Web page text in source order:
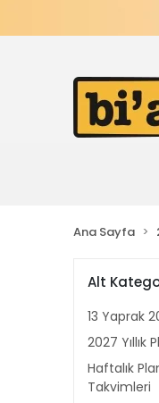
Ana Sayfa
Alt
13 Yaprak
2027 Yıllık
Haftalık
Takvimleri